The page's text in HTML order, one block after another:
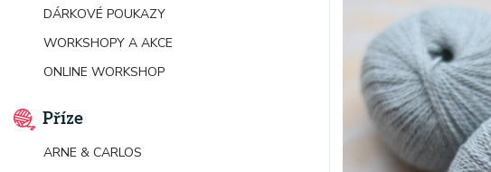
DÁRKOVÉ POUKAZY
WORKSHOPY A AKCE
ONLINE WORKSHOP
Příze
ARNE & CARLOS